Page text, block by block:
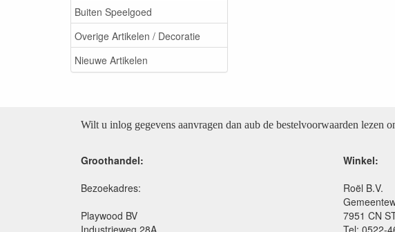
Buiten Speelgoed
Overige Artikelen / Decoratie
Nieuwe Artikelen
Wilt u inlog gegevens aanvragen dan aub de bestelvoorwaarden lezen
Groothandel:
Bezoekadres:
Playwood BV
Industrieweg 28A
Winkel:
Roël B.V.
7951 CN
Tel: 0522-